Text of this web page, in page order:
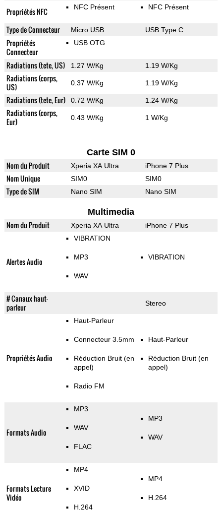
Propriétés NFC NFC Présent NFC Présent
Type de Connecteur Micro USB USB Type C
Propriétés
Connecteur
USB OTG
Radiations (tete, US) 1.27 W/Kg 1.19 W/Kg
Radiations (corps,
US)
0.37 W/Kg 1.19 W/Kg
Radiations (tete, Eur) 0.72 W/Kg 1.24 W/Kg
Radiations (corps,
Eur)
0.43 W/Kg 1 W/Kg
Carte SIM 0
Nom du Produit Xperia XA Ultra iPhone 7 Plus
Nom Unique SIM0 SIM0
Type de SIM Nano SIM Nano SIM
Multimedia
Nom du Produit Xperia XA Ultra iPhone 7 Plus
Alertes Audio
VIBRATION
MP3
WAV
VIBRATION
# Canaux haut-
parleur
Stereo
Propriétés Audio
Haut-Parleur
Connecteur 3.5mm
Réduction Bruit (en
appel)
Radio FM
Haut-Parleur
Réduction Bruit (en
appel)
Formats Audio
MP3
WAV
FLAC
MP3
WAV
Formats Lecture
Vidéo
MP4
XVID
H.264
MP4
H.264